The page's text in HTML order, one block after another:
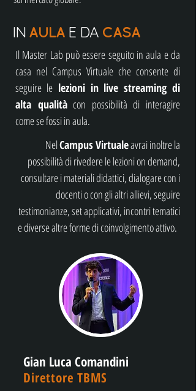
IN AULA E DA CASA
Il Master Lab può essere seguito in aula e da
casa nel Campus Virtuale che consente di
seguire lelezioni in live streaming di
alta qualitàcon possibilità di interagire
come se fossi in aula.
NelCampus Virtualeavrai inoltre la
possibilità di rivedere le lezioni on demand,
consultare i materiali didattici, dialogare con i
docenti o con gli altri allievi, seguire
testimonianze, set applicativi, incontri tematici
e diverse altre forme di coinvolgimento attivo.
Gian Luca Comandini
Direttore TBMS